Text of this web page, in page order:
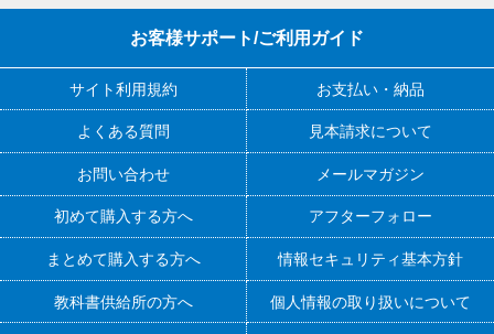
お客様サポート/ご利用ガイド
サイト利用規約 お支払い・納品
よくある質問 見本請求について
お問い合わせ メールマガジン
初めて購入する方へ アフターフォロー
まとめて購入する方へ 情報セキュリティ基本方針
教科書供給所の方へ 個人情報の取り扱いについて